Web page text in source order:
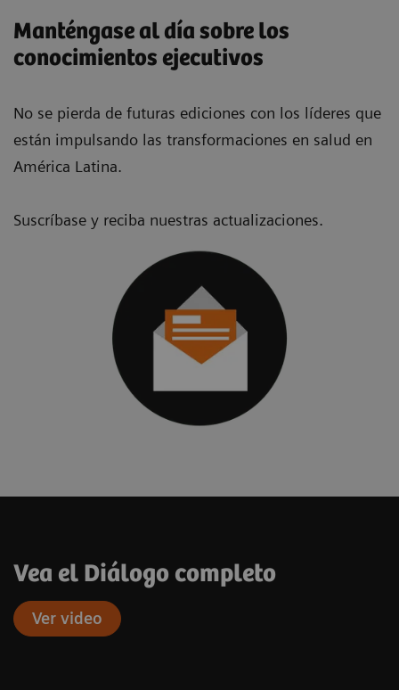
Manténgase al día sobre los
conocimientos ejecutivos
No se pierda de futuras ediciones con los líderes que
están impulsando las transformaciones en salud en
América Latina.
Suscríbase y reciba nuestras actualizaciones.
Vea el Diálogo completo
Ver video